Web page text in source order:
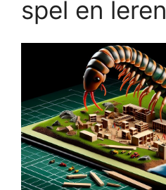
spel en leren